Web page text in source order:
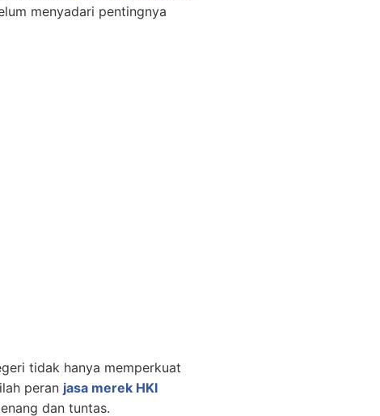
menyadari pentingnya
tidak hanya memperkuat
peran jasa merek HKI
dan tuntas.